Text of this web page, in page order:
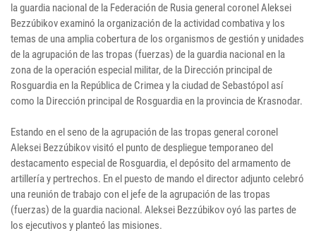
la guardia nacional de la Federación de Rusia general coronel Aleksei
Bezzúbikov examinó la organización de la actividad combativa y los
temas de una amplia cobertura de los organismos de gestión y unidades
de la agrupación de las tropas (fuerzas) de la guardia nacional en la
zona de la operación especial militar, de la Dirección principal de
Rosguardia en la República de Crimea y la ciudad de Sebastópol así
como la Dirección principal de Rosguardia en la provincia de Krasnodar.
Estando en el seno de la agrupación de las tropas general coronel
Aleksei Bezzúbikov visitó el punto de despliegue temporaneo del
destacamento especial de Rosguardia, el depósito del armamento de
artillería y pertrechos. En el puesto de mando el director adjunto celebró
una reunión de trabajo con el jefe de la agrupación de las tropas
(fuerzas) de la guardia nacional. Aleksei Bezzúbikov oyó las partes de
los ejecutivos y planteó las misiones.